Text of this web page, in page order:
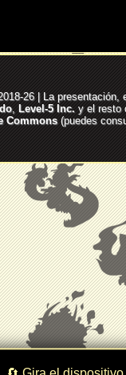
🔄 Gira el
26 | La presentación,
, Level-5 Inc. y el resto
Commons(puedes